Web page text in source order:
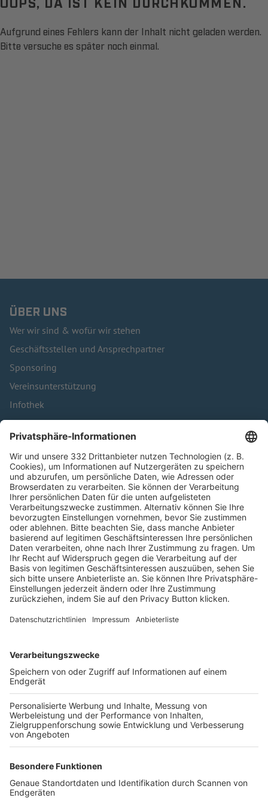
Aufgrund eines Fehlers kann der Inhalt nicht geladen werden.
Bitte versuche es später noch einmal.
ÜBER UNS
Wer wir sind & wofür wir stehen
Geschäftsstellen und Ansprechpartner
Sponsoring
Vereinsunterstützung
Infothek
Kontakt
HÄUFIG BESUCHTE SEITEN
Pässe und Vereinswechsel
Trainerausbildung
Schulungsangebot Vereinsmitarbeiter
BFV-Geschäftsstellen
Trainerbörse
Login SpielPlus
FOLGE DEM BFV
TOP-VEREINE
TOP-PARTNER